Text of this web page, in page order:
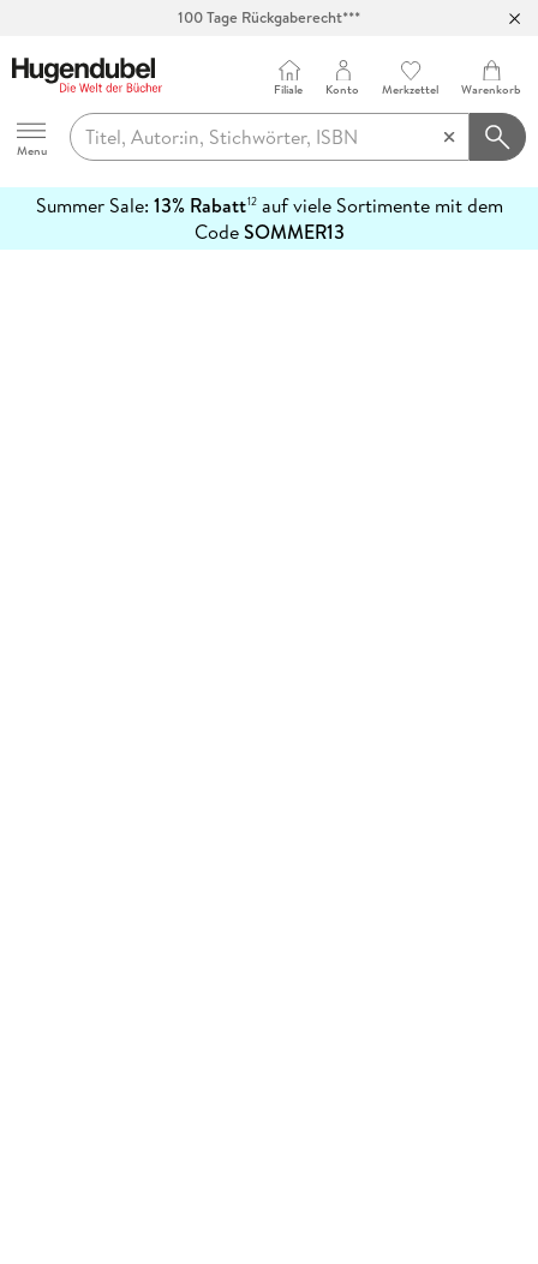
100 Tage Rückgaberecht***
Hugendubel
Menu
Filiale Konto Merkzettel Warenkorb
Summer Sale: 13% Rabatt12auf viele Sortimente mit dem
CodeSOMMER13
erfahren